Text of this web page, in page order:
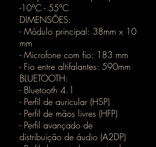
-10°C - 55°C
DIMENSÕES:
- Módulo principal: 38mm x 10
mm
- Microfone com fio: 183 mm
- Fio entre altifalantes: 590mm
BLUETOOTH:
- Bluetooth 4.1
- Perfil de auricular (HSP)
- Perfil de mãos livres (HFP)
- Perfil avançado de
distribuição de áudio (A2DP)